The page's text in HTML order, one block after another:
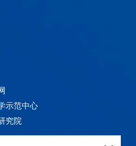
示范中心
究院